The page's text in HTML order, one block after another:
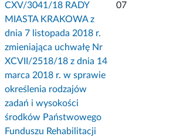
CXV/3041/18 RADY
MIASTA KRAKOWA z
dnia 7 listopada 2018 r.
zmieniająca uchwałę Nr
XCVII/2518/18 z dnia 14
marca 2018 r. w sprawie
określenia rodzajów
zadań i wysokości
środków Państwowego
Funduszu Rehabilitacji
07